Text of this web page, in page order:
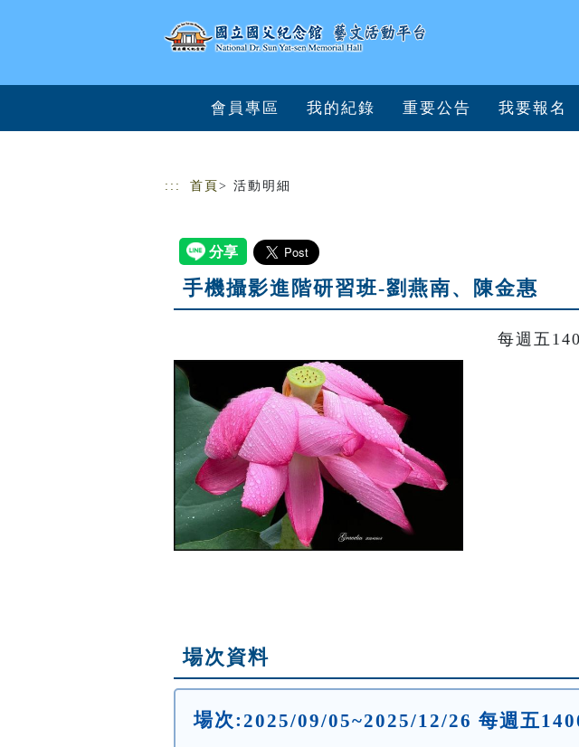
會員專區 我的紀錄 重要公告 我要報名
::: 首頁 > 活動明細
手機攝影進階研習班-劉燕南、陳金惠
每週五
場次資料
場次:2025/09/05~2025/12/26 每週五